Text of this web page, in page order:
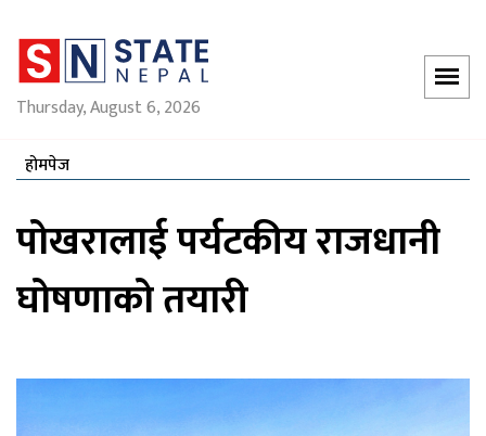
Thursday, August 6, 2026
होमपेज
पोखरालाई पर्यटकीय राजधानी
घोषणाको तयारी